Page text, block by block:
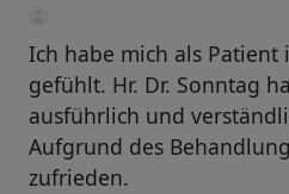
Ich habe mich als Patient
gefühlt. Hr. Dr. Sonntag
ausführlich und
Aufgrund des
zufrieden.